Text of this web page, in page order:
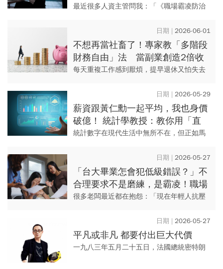
談」...公司霸凌防治7大地雷必看
最近很多人資主管問我：「《職場霸凌防治
我的建議很簡單：法遵不是等法律正式施行
才開始做，而是要預...
2026-06-01
不想再當社畜了！專家教「多階段
財務自由」法 當副業創造2倍收
入，再談離職
每天重複工作感到厭煩，提早退休又怕失去
族嚮往。35歲選擇離開高壓職場、做自己喜
歡事情的「整理鍊金術師」...
2026-05-29
薪資跟黃仁勳一起平均，我也身價
破億！ 統計學教授：教你用「直
覺」看穿數字真相
統計數字在現代生活中無所不在，但正如馬
謊言與統計數字。」然而，統計本身並非不
好，關鍵在於解讀數字時是...
2026-05-27
「台大畢業怎會犯低級錯誤？」不
合理要求不是磨練，是霸凌！職場
霸凌專法7/1上路，主管7個過時習
很多老闆最近都在抱怨：「現在年輕人抗壓
們被罵到哭，還不是咬著牙照樣做。」 但問
題可能不是員工變脆...
2026-05-27
平凡或非凡 都要付出巨大代價
一九八三年五月二十五日，法國總統密特朗